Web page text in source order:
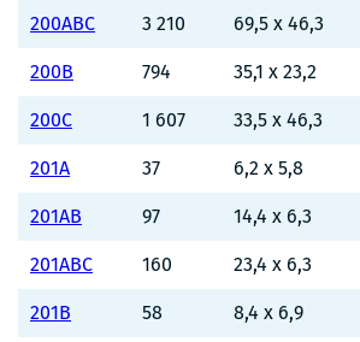
200ABC 3 210 69,5 x 46,3
200B 794 35,1 x 23,2
200C 1 607 33,5 x 46,3
201A 37 6,2 x 5,8
201AB 97 14,4 x 6,3
201ABC 160 23,4 x 6,3
201B 58 8,4 x 6,9